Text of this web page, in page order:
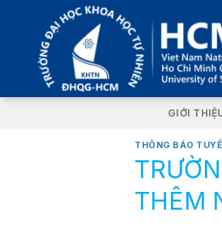
content
GIỚI
THÔNG BÁO
THÊM